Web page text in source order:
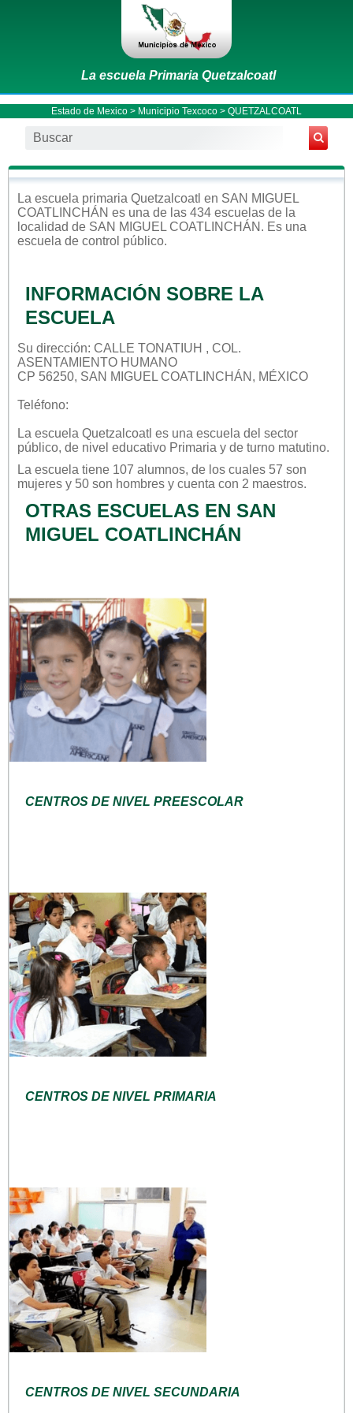
La escuela Primaria Quetzalcoatl
Estado de Mexico > Municipio Texcoco > QUETZALCOATL
La escuela primaria Quetzalcoatl en SAN MIGUEL
COATLINCHÁN es una de las 434 escuelas de la
localidad de SAN MIGUEL COATLINCHÁN . Es una
escuela de control público.
INFORMACIÓN SOBRE LA
ESCUELA
Su dirección: CALLE TONATIUH , COL.
ASENTAMIENTO HUMANO
CP 56250, SAN MIGUEL COATLINCHÁN, MÉXICO
Teléfono:
La escuela Quetzalcoatl es una escuela del sector
público, de nivel educativo Primaria y de turno matutino.
La escuela tiene 107 alumnos, de los cuales 57 son
mujeres y 50 son hombres y cuenta con 2 maestros.
OTRAS ESCUELAS EN SAN
MIGUEL COATLINCHÁN
CENTROS DE NIVEL PREESCOLAR
CENTROS DE NIVEL PRIMARIA
CENTROS DE NIVEL SECUNDARIA